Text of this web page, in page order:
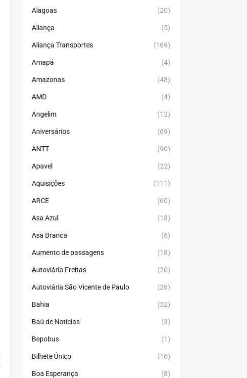
Alagoas (20)
Aliança (5)
Aliança Transportes (169)
Amapá (4)
Amazonas (48)
AMD (4)
Angelim (12)
Aniversários (69)
ANTT (90)
Apavel (22)
Aquisições (111)
ARCE (60)
Asa Azul (18)
Asa Branca (6)
Aumento de passagens (18)
Autoviária Freitas (26)
Autoviária São Vicente de Paulo (26)
Bahia (52)
Baú de Notícias (3)
Bepobus (1)
Bilhete Único (16)
Boa Esperança (8)